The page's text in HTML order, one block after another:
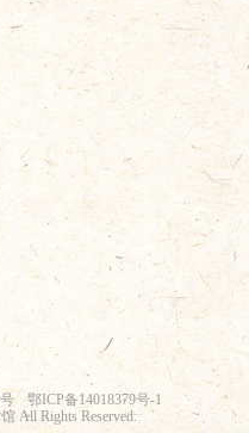
鄂ICP备14018379号-1
All Rights Reserved.